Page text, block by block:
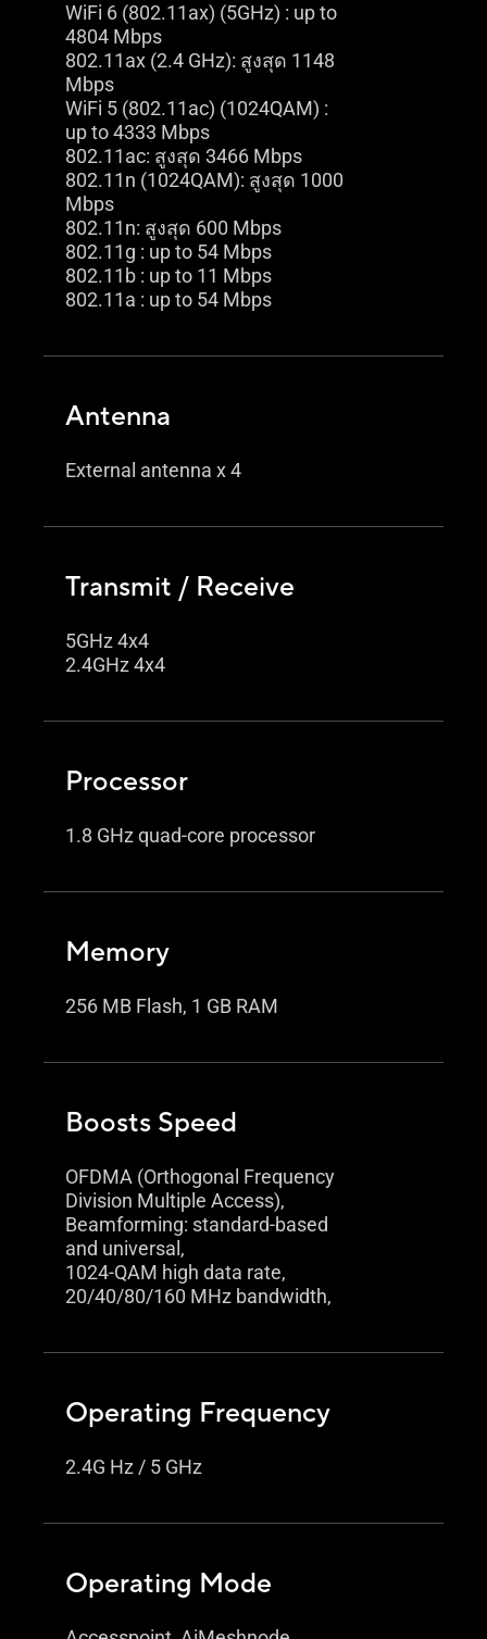
WiFi 6 (802.11ax) (5GHz) : up to
4804 Mbps
802.11ax (2.4 GHz): สูงสุด 1148
Mbps
WiFi 5 (802.11ac) (1024QAM) :
up to 4333 Mbps
802.11ac: สูงสุด 3466 Mbps
802.11n (1024QAM): สูงสุด 1000
Mbps
802.11n: สูงสุด 600 Mbps
802.11g : up to 54 Mbps
802.11b : up to 11 Mbps
802.11a : up to 54 Mbps
Antenna
External antenna x 4
Transmit / Receive
5GHz 4x4
2.4GHz 4x4
Processor
1.8 GHz quad-core processor
Memory
256 MB Flash, 1 GB RAM
Boosts Speed
OFDMA (Orthogonal Frequency
Division Multiple Access),
Beamforming: standard-based
and universal,
1024-QAM high data rate,
20/40/80/160 MHz bandwidth,
Operating Frequency
2.4G Hz / 5 GHz
Operating Mode